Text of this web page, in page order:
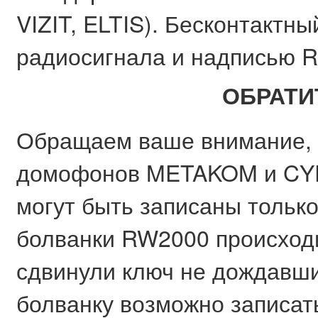
VIZIT, ELTIS).
радиосигнала и надписью
Обращаем ваше внимание,
домофонов METAKOM и
могут быть записаны
болванки RW2000
сдвинули ключ не
болванку возможно